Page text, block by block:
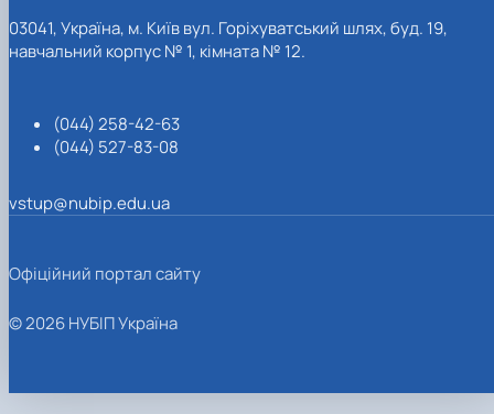
03041, Україна, м. Київ вул. Горіхуватський шлях, буд. 19,
навчальний корпус № 1, кімната № 12.
(044) 258-42-63
(044) 527-83-08
vstup@nubip.edu.ua
Офіційний портал сайту
© 2026 НУБІП Україна